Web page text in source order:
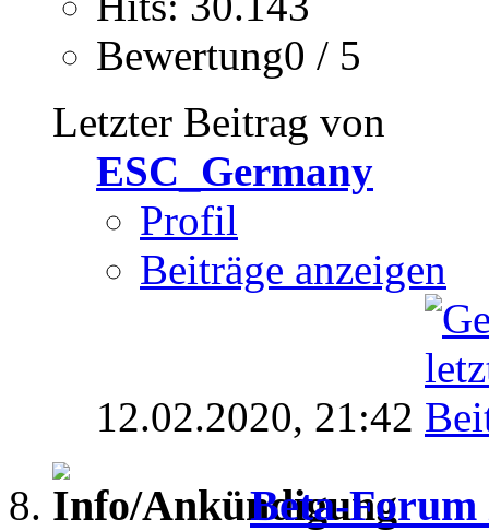
Bewertung0 / 5
Letzter Beitrag von
ESC_Germany
Profil
Beiträge anzeigen
12.02.2020, 21:42
Beta-